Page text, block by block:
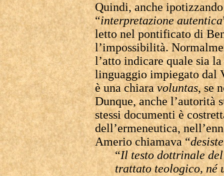
Quindi, anche
“interpretazione autentica
letto nel pontificato di
l’impossibilità.
l’atto indicare quale sia la
linguaggio impiegato dal
è una chiaravoluntas, se
Dunque, anche l’autorità
stessi documenti è
dell’ermeneutica,
Amerio chiamava “
“Il testo dottrinale
trattato teologico, né